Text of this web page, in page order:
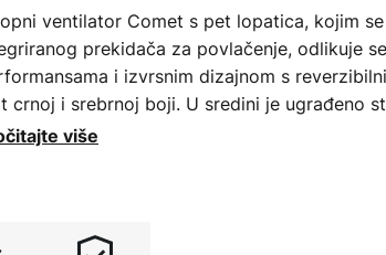
ventilator Comet s pet lopatica, kojim
prekidača za povlačenje, odlikuje
i izvrsnim dizajnom s
crnoj i srebrnoj boji. U sredini je ugrađeno
bi Comet mogao osvijetliti prostoriju.
želji, ventilatorom se može upravljati i preko
upravljača. Odgovarajući elementi
više